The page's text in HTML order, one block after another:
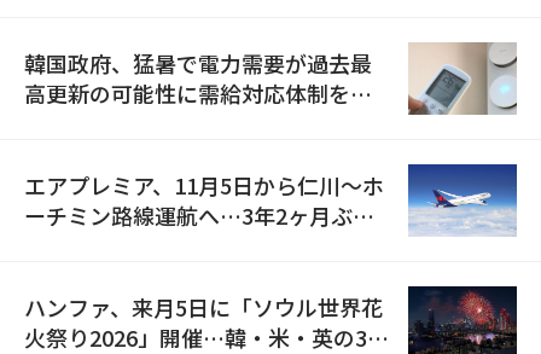
韓国政府、猛暑で電力需要が過去最
高更新の可能性に需給対応体制を点
エアプレミア、11月5日から仁川〜ホ
ーチミン路線運航へ…3年2ヶ月ぶり
ハンファ、来月5日に「ソウル世界花
火祭り2026」開催…韓・米・英の3カ